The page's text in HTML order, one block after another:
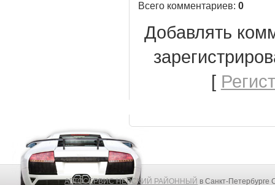
Всего комментариев: 0
Добавлять
[
АВТОСЕРВИС НЕВСКИЙ РАЙОННЫЙ в Санкт-Петербурге